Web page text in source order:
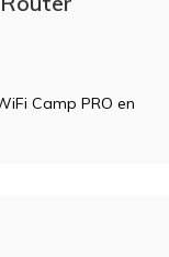
Camp PRO en